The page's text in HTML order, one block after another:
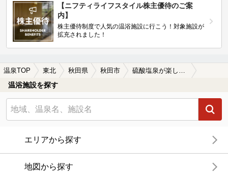
【ニフティライフスタイル株主優待のご案
内】
株主優待制度で人気の温浴施設に行こう！対象施設が
拡充されました！
温泉TOP 東北 秋田県 秋田市 硫酸塩泉が楽しめる秋田市の温泉、日帰り温泉、スーパー銭湯おすすめ
温浴施設を探す
エリアから探す
地図から探す